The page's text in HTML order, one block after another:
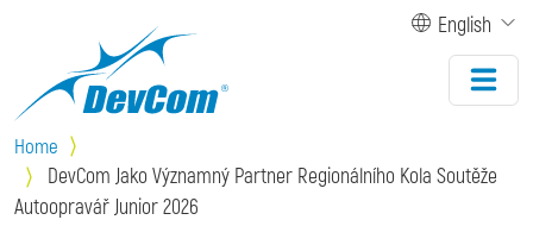
English
Home
DevCom Jako Významný Partner Regionálního Kola Soutěže
Autoopravář Junior 2026